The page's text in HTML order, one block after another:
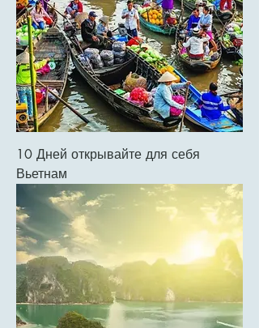
10 Дней открывайте для себя
Вьетнам